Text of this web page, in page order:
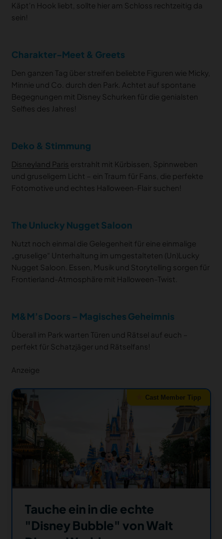
Käpt’n Hook liebt, sollte hier am Schloss rechtzeitig da
sein!
Charakter-Meet & Greets
Den ganzen Tag über streifen beliebte Figuren wie Micky,
Minnie und Co. durch den Park. Achtet auf spontane
Begegnungen mit Disney Schurken für die genialsten
Selfies des Jahres!
Deko & Stimmung
Disneyland Paris erstrahlt mit Kürbissen, Spinnweben
und gruseligem Licht – ein Traum für Fans, die perfekte
Fotomotive und echtes Halloween-Flair suchen!
The Unlucky Nugget Saloon
Nutzt noch einmal die Gelegenheit für eine einmalige
„gruselige“ Unterhaltung im umgestalteten (Un)Lucky
Nugget Saloon. Essen, Musik und Storytelling sorgen für
Frontierland-Atmosphäre mit Halloween-Twist.
M&M’s Doors – Magisches Geheimnis
Überall im Park warten Türen und Rätsel auf euch –
perfekt für Schatzjäger und Rätselfans!
Anzeige
Cast Member Tipp
Tauche ein in die echte
"Disney Bubble" von Walt